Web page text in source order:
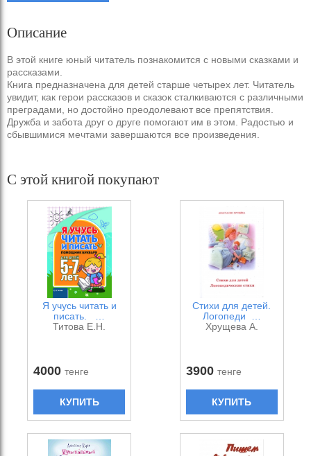
Описание
В этой книге юный читатель познакомится с новыми сказками и
рассказами.
Книга предназначена для детей старше четырех лет. Читатель
увидит, как герои рассказов и сказок сталкиваются с различными
преградами, но достойно преодолевают все препятствия.
Дружба и забота друг о друге помогают им в этом. Радостью и
сбывшимися мечтами завершаются все произведения.
С этой книгой покупают
Я учусь читать и
писать. …
Титова Е.Н.
4000тенге
КУПИТЬ
Стихи для детей.
Логопеди …
Хрущева А.
3900 тенге
КУПИТЬ